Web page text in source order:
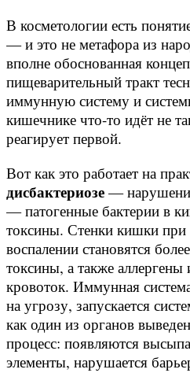
В косметологии есть
— и это не метафора из
вполне обоснованная
пищеварительный тракт
иммунную систему и
кишечнике что-то идёт не
реагирует первой.
Вот как это работает на
дисбактериозе —
— патогенные бактерии в
токсины. Стенки кишки при
воспалении становятся
токсины, а также
кровоток. Иммунная
на угрозу, запускается
как один из органов
процесс: появляются
элементы, нарушается